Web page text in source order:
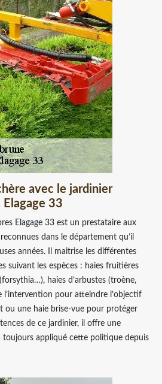
avec le jardinier
33
Elagage 33 est un prestataire aux
dans le département qu’il
années. Il maitrise les différentes
suivant les espèces : haies fruitières
haies d’arbustes (troène,
l’intervention pour atteindre l’objectif
ou une haie brise-vue pour protéger
de ce jardinier, il offre une
toujours appliqué cette politique depuis